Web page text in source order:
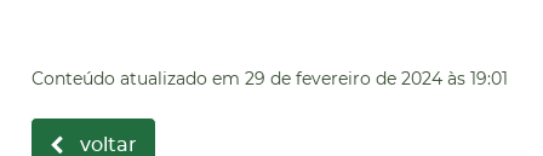
Conteúdo atualizado em 29 de fevereiro de 2024 às 19:01
voltar